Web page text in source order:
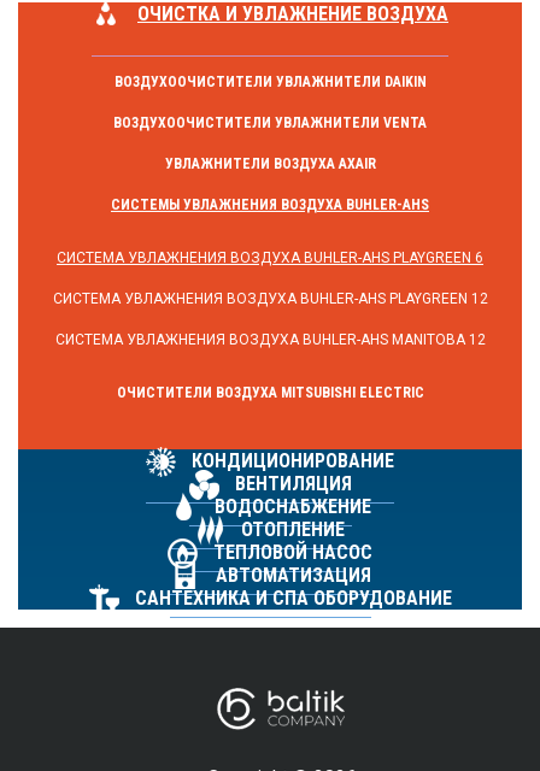
ОЧИСТКА И УВЛАЖНЕНИЕ ВОЗДУХА
ВОЗДУХООЧИСТИТЕЛИ УВЛАЖНИТЕЛИ DAIKIN
ВОЗДУХООЧИСТИТЕЛИ УВЛАЖНИТЕЛИ VENTA
УВЛАЖНИТЕЛИ ВОЗДУХА AXAIR
СИСТЕМЫ УВЛАЖНЕНИЯ ВОЗДУХА BUHLER-AHS
СИСТЕМА УВЛАЖНЕНИЯ ВОЗДУХА BUHLER-AHS PLAYGREEN 6
СИСТЕМА УВЛАЖНЕНИЯ ВОЗДУХА BUHLER-AHS PLAYGREEN 12
СИСТЕМА УВЛАЖНЕНИЯ ВОЗДУХА BUHLER-AHS MANITOBA 12
ОЧИСТИТЕЛИ ВОЗДУХА MITSUBISHI ELECTRIC
КОНДИЦИОНИРОВАНИЕ
ВЕНТИЛЯЦИЯ
ВОДОСНАБЖЕНИЕ
ОТОПЛЕНИЕ
ТЕПЛОВОЙ НАСОС
АВТОМАТИЗАЦИЯ
САНТЕХНИКА И СПА ОБОРУДОВАНИЕ